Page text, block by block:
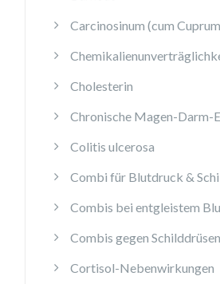
Carcinosinum (cum
Cholesterin
Chronische Magen-Darm-
Colitis ulcerosa
Combi für Blutdruck &
Combis bei entgleistem
Combis gegen
Cortisol-Nebenwirkungen